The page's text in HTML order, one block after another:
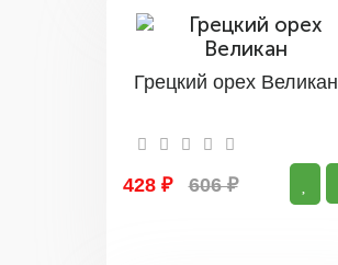
Грецкий орех Великан
428 ₽ 606 ₽